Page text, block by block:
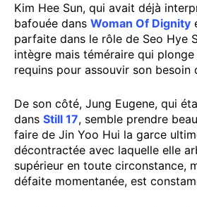
Kim Hee Sun, qui avait déjà
bafouée dans Woman Of Dignity
parfaite dans le rôle de Seo Hye
intègre mais téméraire qui
requins pour assouvir son besoin
De son côté, Jung Eugene, qui
dans Still 17, semble prendre
faire de Jin Yoo Hui la garce
décontractée avec laquelle elle
supérieur en toute circonstance,
défaite momentanée, est